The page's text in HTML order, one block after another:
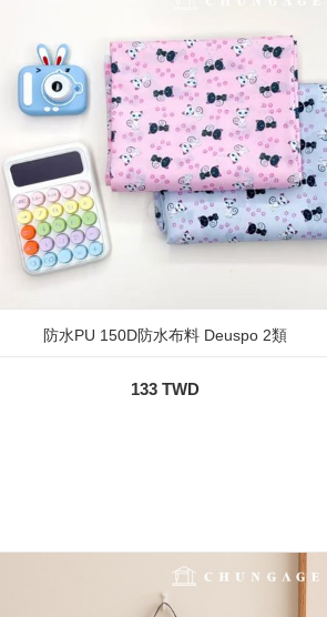
防水PU 150D防水布料 Deuspo 2類
133 TWD